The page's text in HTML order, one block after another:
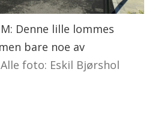
Denne lille lommes
bare noe av
Alle foto: Eskil Bjørshol